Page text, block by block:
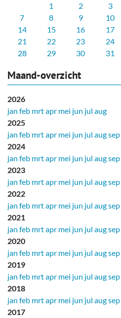
1
2 3
7
8 9 10
14
15 16 17
21
22 23 24
28
29 30 31
Maand-overzicht
2026
jan feb mrtapr mei jun jul aug
2025
jan feb mrtapr mei jun jul augsep
2024
jan feb mrtapr mei jun jul augsep
2023
jan feb mrtapr mei jun jul augsep
2022
jan feb mrtapr mei jun jul augsep
2021
jan feb mrtapr mei jun jul augsep
2020
jan feb mrtapr mei jun jul augsep
2019
jan feb mrtapr mei jun jul augsep
2018
jan feb mrtapr mei jun jul augsep
2017